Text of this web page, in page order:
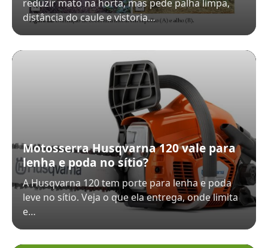
reduzir mato na horta, mas pede palha limpa,
distância do caule e vistoria…
Motosserra Husqvarna 120 vale para
lenha e poda no sítio?
A Husqvarna 120 tem porte para lenha e poda
leve no sítio. Veja o que ela entrega, onde limita
e…